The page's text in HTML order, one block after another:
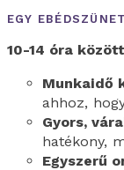
EGY
10-14 óra
Munkaidő
ahhoz,
Gyors,
hatékony,
Egyszerű